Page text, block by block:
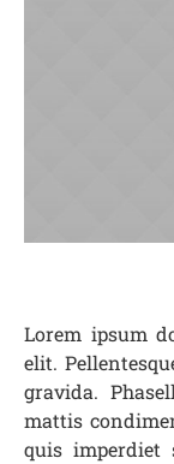
Lorem ipsum
elit.
gravida.
mattis
quis imperdiet